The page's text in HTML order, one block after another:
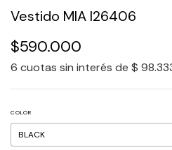
Vestido MIA I26406
$590.000
6 cuotas sin interés de $
COLOR